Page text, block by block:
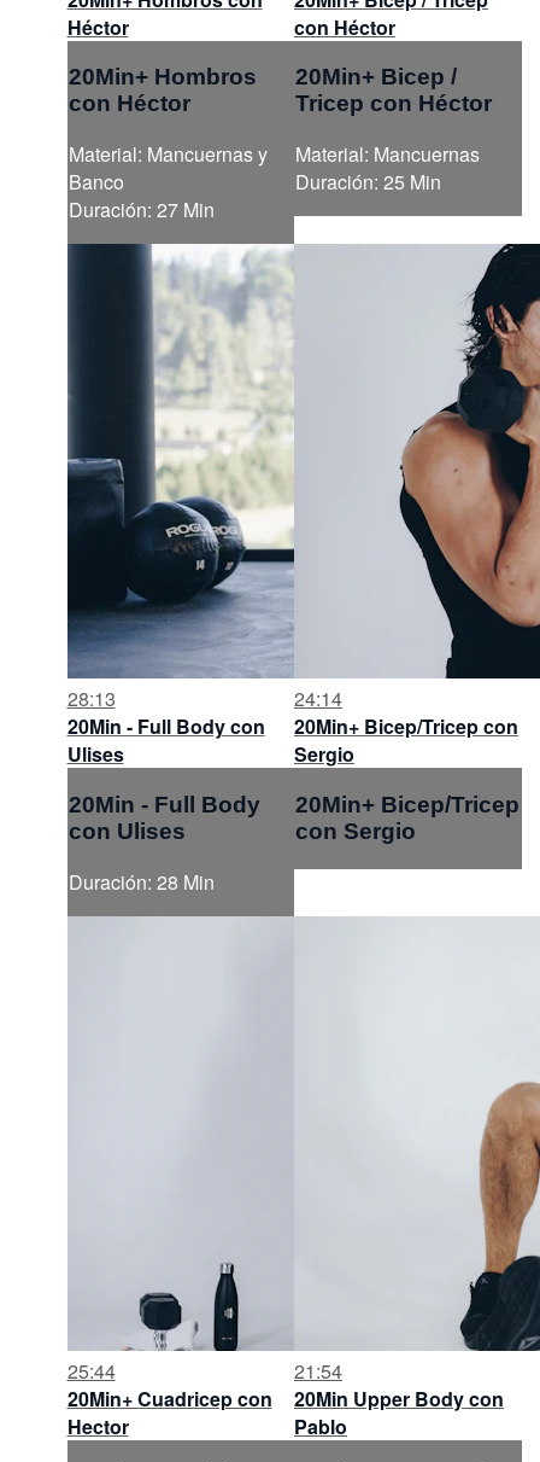
Héctor
20Min+ Hombros
con Héctor
Material: Mancuernas y
Banco
Duración: 27 Min
con Héctor
20Min+ Bicep /
Tricep con Héctor
Material: Mancuernas
Duración: 25 Min
28:13
20Min - Full Body con
Ulises
20Min - Full Body
con Ulises
Duración: 28 Min
24:14
20Min+ Bicep/Tricep con
Sergio
20Min+ Bicep/Tricep
con Sergio
25:44
20Min+ Cuadricep con
Hector
21:54
20Min Upper Body con
Pablo